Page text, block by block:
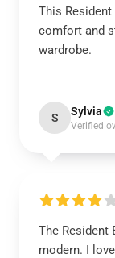
This
comfort and
wardrobe.
S Sylvia
Verified
The Resident
modern. I